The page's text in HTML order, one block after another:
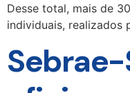
Desse total, mais de
individuais, realizados